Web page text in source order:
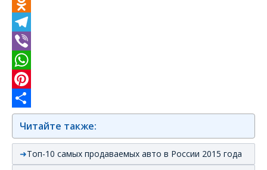
VK
Odnoklassniki
Telegram
Viber
WhatsApp
Pinterest
Отправить
Читайте также:
Топ-10 самых продаваемых авто в России 2015 года